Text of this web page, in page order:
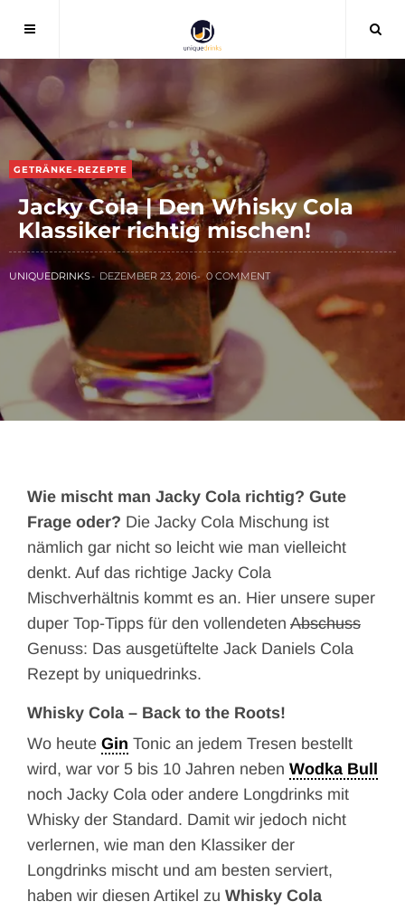
GETRÄNKE-REZEPTE
Jacky Cola | Den Whisky Cola
Klassiker richtig mischen!
UNIQUEDRINKS DEZEMBER 23, 2016 0 COMMENT
Wie mischt man Jacky Cola richtig? Gute
Frage oder? Die Jacky Cola Mischung ist
nämlich gar nicht so leicht wie man vielleicht
denkt. Auf das richtige Jacky Cola
Mischverhältnis kommt es an. Hier unsere super
duper Top-Tipps für den vollendeten Abschuss
Genuss: Das ausgetüftelte Jack Daniels Cola
Rezept by uniquedrinks.
Whisky Cola – Back to the Roots!
Wo heute Gin Tonic an jedem Tresen bestellt
wird, war vor 5 bis 10 Jahren neben Wodka Bull
noch Jacky Cola oder andere Longdrinks mit
Whisky der Standard. Damit wir jedoch nicht
verlernen, wie man den Klassiker der
Longdrinks mischt und am besten serviert,
haben wir diesen Artikel zu Whisky Cola